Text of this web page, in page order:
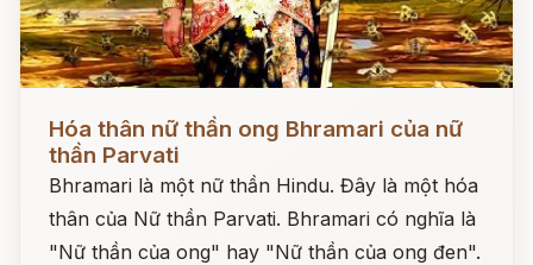
Hóa thân nữ thần ong Bhramari của nữ
thần Parvati
Bhramari là một nữ thần Hindu. Đây là một hóa
thân của Nữ thần Parvati. Bhramari có nghĩa là
"Nữ thần của ong" hay "Nữ thần của ong đen".